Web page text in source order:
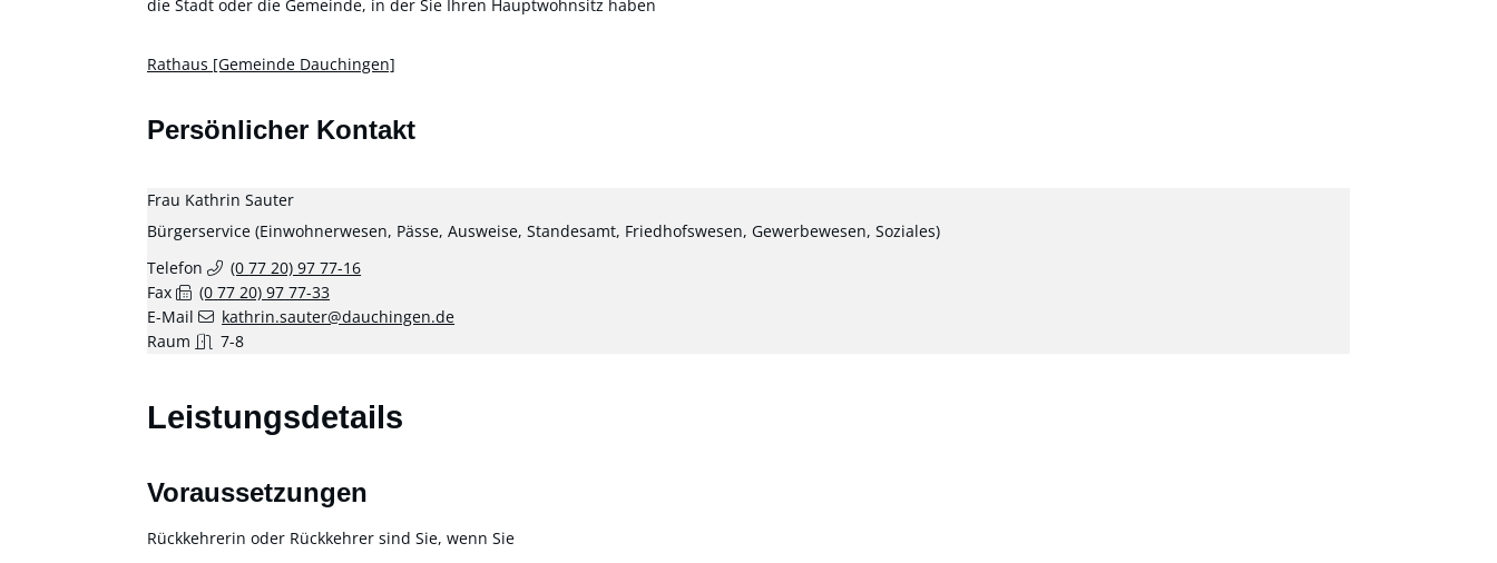
die Stadt oder die Gemeinde, in der Sie Ihren Hauptwohnsitz haben
Rathaus [Gemeinde Dauchingen]
Persönlicher Kontakt
Frau Kathrin Sauter
Bürgerservice (Einwohnerwesen, Pässe, Ausweise, Standesamt, Friedhofswesen, Gewerbewesen, Soziales)
Telefon
(0 77 20) 97 77-16
Fax
(0 77 20) 97 77-33
E-Mail
kathrin.sauter@dauchingen.de
Raum
7-8
Leistungsdetails
Voraussetzungen
Rückkehrerin oder Rückkehrer sind Sie, wenn Sie